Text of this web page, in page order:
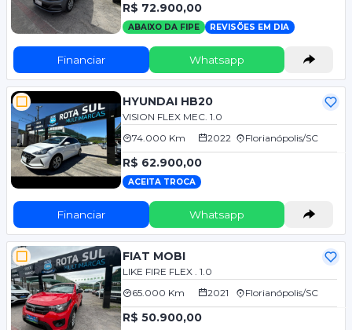
R$ 72.900,00
ABAIXO DA FIPE REVISÕES EM DIA
Financiar Whatsapp
HYUNDAI HB20
VISION FLEX MEC. 1.0
74.000 Km
2022 Florianópolis/SC
R$ 62.900,00
ACEITA TROCA
Financiar Whatsapp
FIAT MOBI
LIKE FIRE FLEX . 1.0
65.000 Km
2021 Florianópolis/SC
R$ 50.900,00